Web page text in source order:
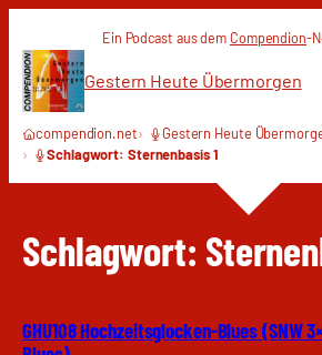
Inhalt
springen
Ein Podcast aus dem Compendion-
Gestern Heute Übermorgen
compendion.net
Gestern Heute
Schlagwort: Sternenbasis 1
Schlagwort:
GHU108 Hochzeitsglocken-Blues (SNW